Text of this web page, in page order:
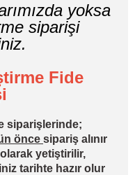
yoksa
siparişi
Fide
siparişlerinde;
önce sipariş alınır
olarak yetiştirilir,
tarihte hazır olur